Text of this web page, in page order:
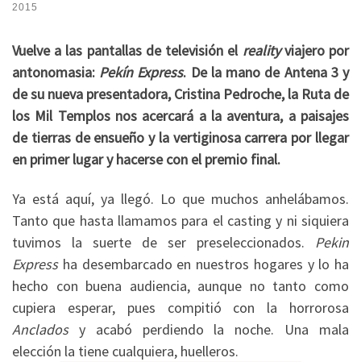
2015
Vuelve a las pantallas de televisión el realityviajero por
antonomasia: Pekín Express. De la mano de Antena 3 y
de su nueva presentadora, Cristina Pedroche, la Ruta de
los Mil Templos nos acercará a la aventura, a paisajes
de tierras de ensueño y la vertiginosa carrera por llegar
en primer lugar y hacerse con el premio final.
Ya está aquí, ya llegó. Lo que muchos anhelábamos.
Tanto que hasta llamamos para el casting y ni siquiera
tuvimos la suerte de ser preseleccionados. Pekin
Expressha desembarcado en nuestros hogares y lo ha
hecho con buena audiencia, aunque no tanto como
cupiera esperar, pues compitió con la horrorosa
Anclados y acabó perdiendo la noche. Una mala
elección la tiene cualquiera, huelleros.